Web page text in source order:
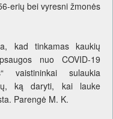
erių bei vyresni žmonės
kad tinkamas kaukių
nuo COVID-19
vaistininkai sulaukia
ką daryti, kai lauke
Parengė M. K.